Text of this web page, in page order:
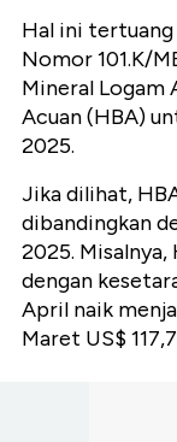
Hal ini tertuang
Nomor 101.K/
Mineral Logam
Acuan (HBA)
2025.
Jika dilihat,
dibandingkan
2025.
dengan
April naik
Maret US$